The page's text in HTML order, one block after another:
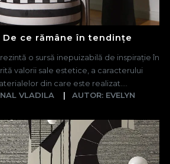
ce rămâne în tendințe
o sursă inepuizabilă de inspirație în
valorii sale estetice, a caracterului
din care este realizat....
VLADILA AUTOR: EVELYN